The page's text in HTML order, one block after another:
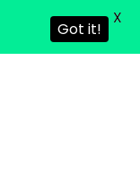
Got it!
X